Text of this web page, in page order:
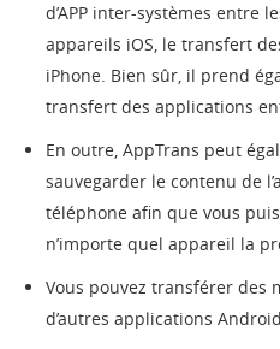
d’APP inter-systèmes entre
appareils iOS, le transfert
iPhone. Bien sûr, il prend
transfert des applications
En outre, AppTrans peut
sauvegarder le contenu de
téléphone afin que vous
n’importe quel appareil la
Vous pouvez transférer des
d’autres applications